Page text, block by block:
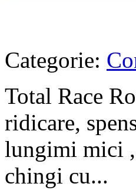
Categorie:
Total Race
ridicare,
lungimi mici
chingi cu...